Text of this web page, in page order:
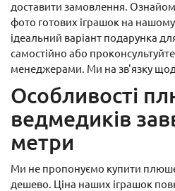
доставити замовлення.
фото готових іграшок на
ідеальний варіант подарунка
самостійно або
менеджерами. Ми на зв'язку
Особливості
ведмедиків
метри
Ми не пропонуємо купити
дешево. Ціна наших іграшок